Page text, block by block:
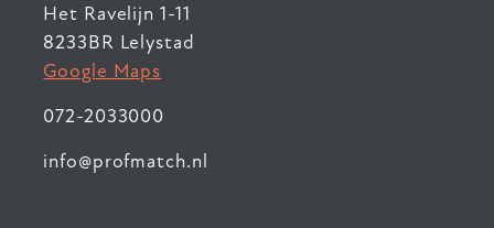
Het Ravelijn 1-11
8233BR Lelystad
Google Maps
072-2033000
info@profmatch.nl